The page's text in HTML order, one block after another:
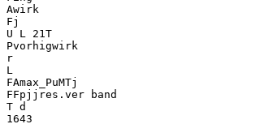
Awirk
Fj
U L 21T
Pvorhigwirk
r
L
FAmax_PuMTj
FFpjjres.ver band
T d
1643